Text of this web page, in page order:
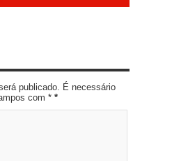
publicado. É necessário
com * *